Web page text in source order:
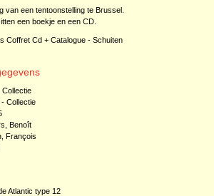
van een tentoonstelling te Brussel.
een boekje en een CD.
Coffret Cd + Catalogue - Schuiten
Collectie
Benoît
François
Atlantic type 12